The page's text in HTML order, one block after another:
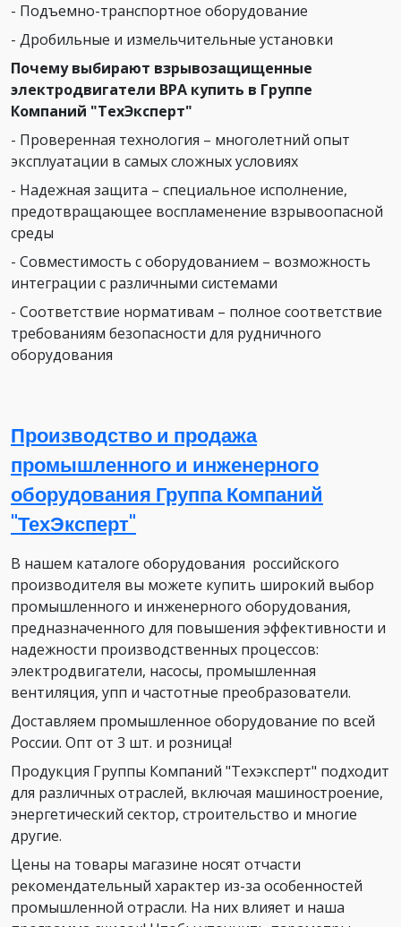
- Подъемно-транспортное оборудование
- Дробильные и измельчительные установки
Почему выбирают взрывозащищенные
электродвигатели ВРА купить в Группе
Компаний "ТехЭксперт"
- Проверенная технология – многолетний опыт
эксплуатации в самых сложных условиях
- Надежная защита – специальное исполнение,
предотвращающее воспламенение взрывоопасной
среды
- Совместимость с оборудованием – возможность
интеграции с различными системами
- Соответствие нормативам – полное соответствие
требованиям безопасности для рудничного
оборудования
Производство и продажа
промышленного и инженерного
оборудования Группа Компаний
"ТехЭксперт"
В нашем каталоге оборудования российского
производителя вы можете купить широкий выбор
промышленного и инженерного оборудования,
предназначенного для повышения эффективности и
надежности производственных процессов:
электродвигатели, насосы, промышленная
вентиляция, упп и частотные преобразователи.
Доставляем промышленное оборудование по всей
России. Опт от 3 шт. и розница!
Продукция Группы Компаний "Техэксперт" подходит
для различных отраслей, включая машиностроение,
энергетический сектор, строительство и многие
другие.
Цены на товары магазине носят отчасти
рекомендательный характер из-за особенностей
промышленной отрасли. На них влияет и наша